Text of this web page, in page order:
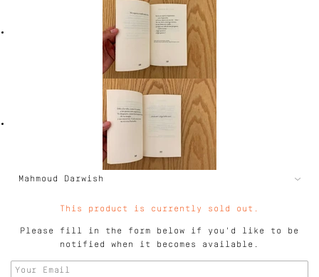
This product is currently sold out.
Please fill in the form below if you'd like to be
notified when it becomes available.